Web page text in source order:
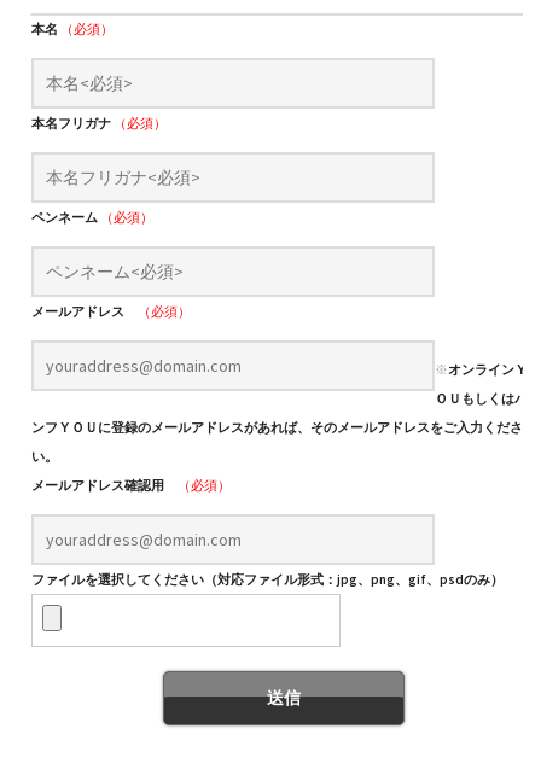
本名 （必須）
本名フリガナ （必須）
ペンネーム （必須）
メールアドレス （必須）
※オンラインＹ
ＯＵもしくはパ
ンフＹＯＵに登録のメールアドレスがあれば、そのメールアドレスをご入力くださ
い。
メールアドレス確認用
（必須）
ファイルを選択してください（対応ファイル形式：jpg、png、gif、psdのみ）